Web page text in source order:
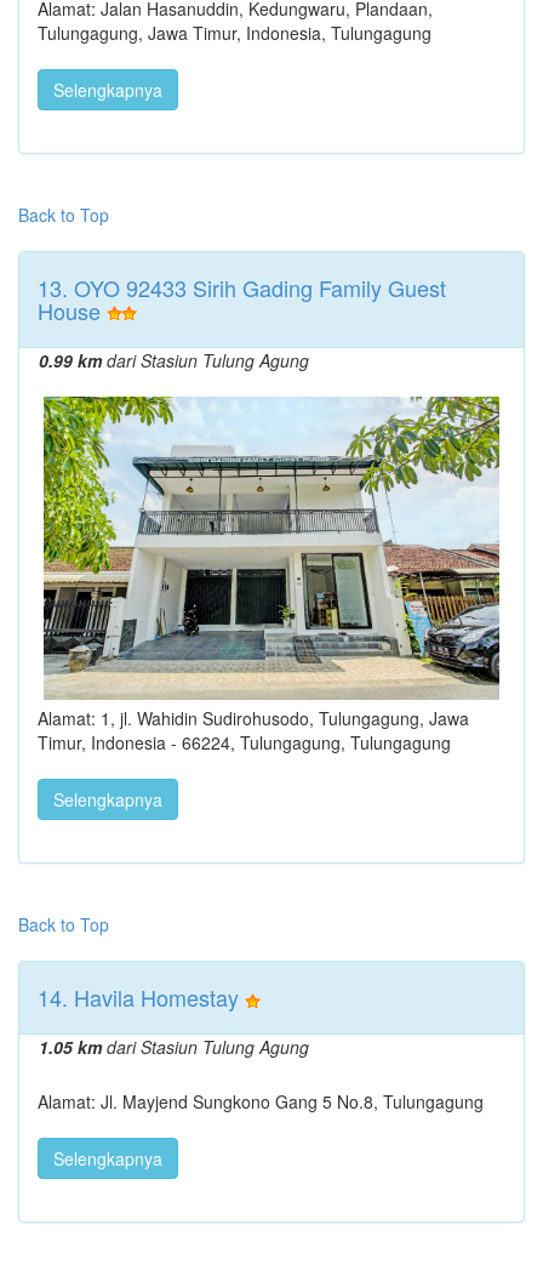
Alamat: Jalan Hasanuddin, Kedungwaru, Plandaan,
Tulungagung, Jawa Timur, Indonesia, Tulungagung
Selengkapnya
Back to Top
13. OYO 92433 Sirih Gading Family Guest
House
0.99 kmdari Stasiun Tulung Agung
Alamat: 1, jl. Wahidin Sudirohusodo, Tulungagung, Jawa
Timur, Indonesia - 66224, Tulungagung, Tulungagung
Selengkapnya
Back to Top
14. Havila Homestay
1.05 kmdari Stasiun Tulung Agung
Alamat: Jl. Mayjend Sungkono Gang 5 No.8, Tulungagung
Selengkapnya